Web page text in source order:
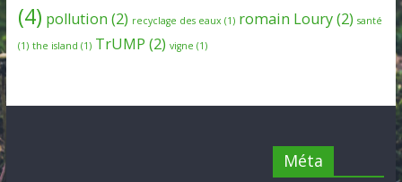
(4) pollution (2) recyclage des eaux (1) romain Loury(2) santé
(1) the island (1) TrUMP (2) vigne (1)
Méta